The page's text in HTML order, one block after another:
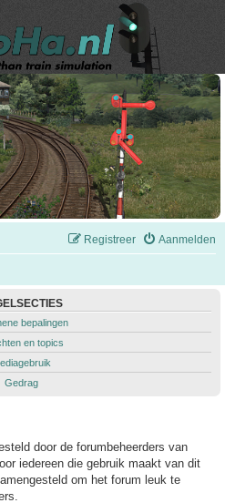
Aanmelden
Registreer
bepalingen
en topics
Gedrag
door de forumbeheerders van
iedereen die gebruik maakt van dit
om het forum leuk te